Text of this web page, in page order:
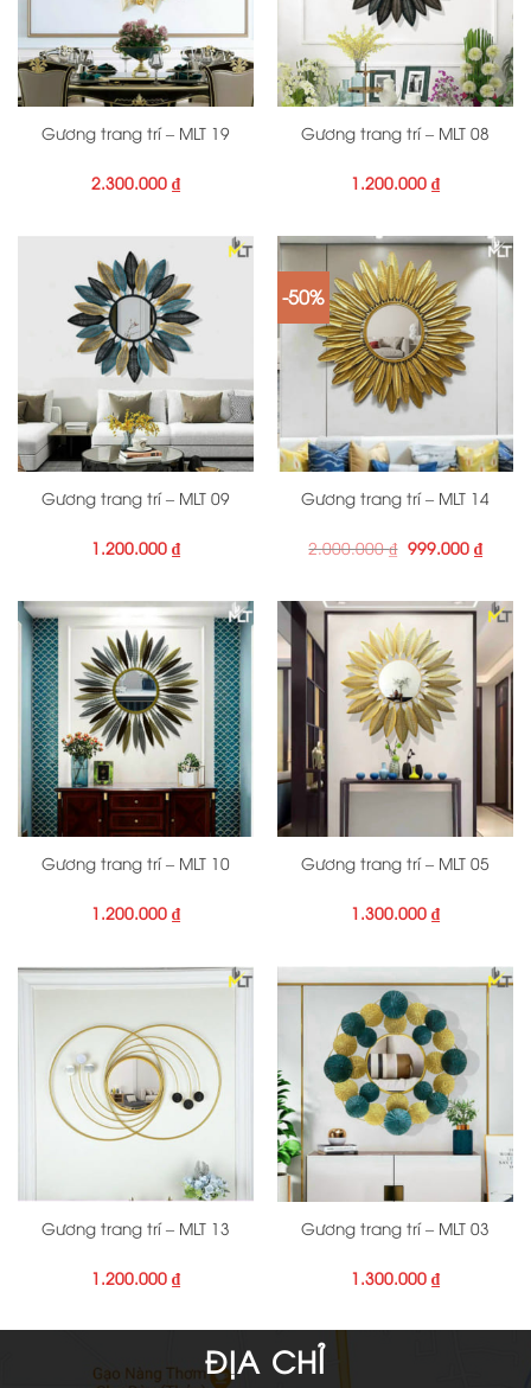
Gương trang trí – MLT 19
2.300.000 ₫
Gương trang trí – MLT 08
1.200.000 ₫
Gương trang trí – MLT 09
1.200.000 ₫
-50%
Gương trang trí – MLT 14
2.000.000₫ Giá
gốc
999.000 ₫Giá
hiện
Gương trang trí – MLT 10
1.200.000 ₫
Gương trang trí – MLT 05
1.300.000 ₫
Gương trang trí – MLT 13
1.200.000 ₫
Gương trang trí – MLT 03
1.300.000 ₫
ĐỊA CHỈ